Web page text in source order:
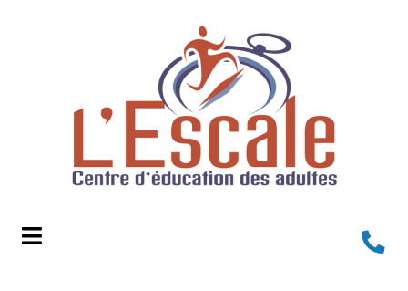
(À propos de l'Escale )
(Formations )